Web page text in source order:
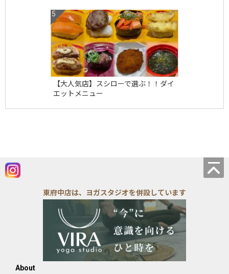
【大人気店】スシローで選ぶ！！ダイ
エットメニュー
東府中店は、ヨガスタジオを併設しています
About